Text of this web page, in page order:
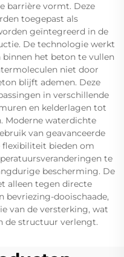
barrière vormt. Deze
toegepast als
geïntegreerd in de
De technologie werkt
het beton te vullen
niet door
blijft ademen. Deze
in verschillende
en kelderlagen tot
Moderne waterdichte
van geavanceerde
bieden om
te
bescherming. De
alleen tegen directe
bevriezing-dooischaade,
van de versterking, wat
de structuur verlengt.